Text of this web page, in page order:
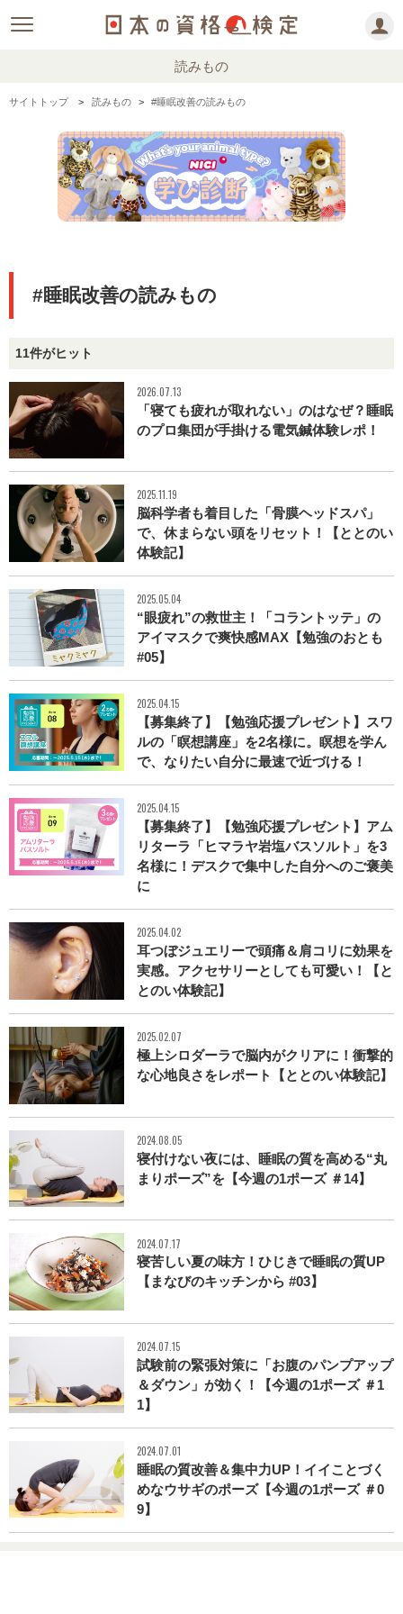
読みもの
サイトトップ 読みもの #睡眠改善の読みもの
#睡眠改善の読みもの
11件がヒット
2026.07.13
「寝ても疲れが取れない」のはなぜ？睡眠
のプロ集団が手掛ける電気鍼体験レポ！
2025.11.19
脳科学者も着目した「骨膜ヘッドスパ」
で、休まらない頭をリセット！【ととのい
体験記】
2025.05.04
“眼疲れ”の救世主！「コラントッテ」の
アイマスクで爽快感MAX【勉強のおとも
#05】
2025.04.15
【募集終了】【勉強応援プレゼント】スワ
ルの「瞑想講座」を2名様に。瞑想を学ん
で、なりたい自分に最速で近づける！
2025.04.15
【募集終了】【勉強応援プレゼント】アム
リターラ「ヒマラヤ岩塩バスソルト」を3
名様に！デスクで集中した自分へのご褒美
に
2025.04.02
耳つぼジュエリーで頭痛＆肩コリに効果を
実感。アクセサリーとしても可愛い！【と
とのい体験記】
2025.02.07
極上シロダーラで脳内がクリアに！衝撃的
な心地良さをレポート【ととのい体験記】
2024.08.05
寝付けない夜には、睡眠の質を高める“丸
まりポーズ”を【今週の1ポーズ ＃14】
2024.07.17
寝苦しい夏の味方！ひじきで睡眠の質UP
【まなびのキッチンから #03】
2024.07.15
試験前の緊張対策に「お腹のパンプアップ
＆ダウン」が効く！【今週の1ポーズ ＃1
1】
2024.07.01
睡眠の質改善＆集中力UP！イイことづく
めなウサギのポーズ【今週の1ポーズ ＃0
9】